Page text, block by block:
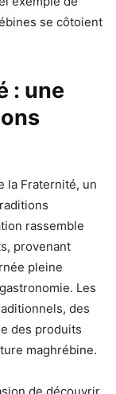
se côtoient
: une
la Fraternité, un
rassemble
provenant
pleine
Les
des
des produits
maghrébine.